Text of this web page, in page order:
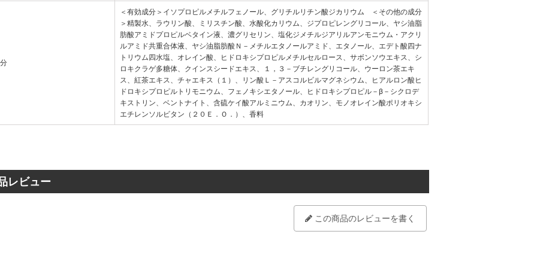
＜有効成分＞イソプロピルメチルフェノール、グリチルリチン酸ジカリウム ＜その他の成分
＞精製水、ラウリン酸、ミリスチン酸、水酸化カリウム、ジプロピレングリコール、ヤシ油脂
肪酸アミドプロピルベタイン液、濃グリセリン、塩化ジメチルジアリルアンモニウム・アクリ
ルアミド共重合体液、ヤシ油脂肪酸Ｎ－メチルエタノールアミド、エタノール、エデト酸四ナ
トリウム四水塩、オレイン酸、ヒドロキシプロピルメチルセルロース、サボンソウエキス、シ
ロキクラゲ多糖体、クインスシードエキス、１，３－ブチレングリコール、ウーロン茶エキ
ス、紅茶エキス、チャエキス（１）、リン酸Ｌ－アスコルビルマグネシウム、ヒアルロン酸ヒ
ドロキシプロピルトリモニウム、フェノキシエタノール、ヒドロキシプロピル－β－シクロデ
キストリン、ベントナイト、含硫ケイ酸アルミニウム、カオリン、モノオレイン酸ポリオキシ
エチレンソルビタン（２０Ｅ．Ｏ．）、香料
レビュー
この商品のレビューを書く